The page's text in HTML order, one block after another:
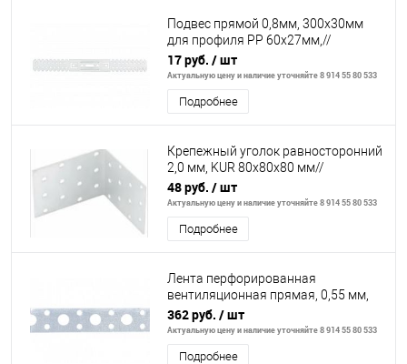
Подвес прямой 0,8мм, 300x30мм
для профиля РР 60х27мм,//
СИБРТЕХ//Россия
17 руб. / шт
Актуальную цену и наличие уточняйте 8 914 55 80 533
Подробнее
Крепежный уголок равносторонний
2,0 мм, KUR 80x80x80 мм//
СИБРТЕХ//Россия
48 руб. / шт
Актуальную цену и наличие уточняйте 8 914 55 80 533
Подробнее
Лента перфорированная
вентиляционная прямая, 0,55 мм,
LP, V 2 см х 25 м, цинк// СИБРТЕХ//
Россия
362 руб. / шт
Актуальную цену и наличие уточняйте 8 914 55 80 533
Подробнее